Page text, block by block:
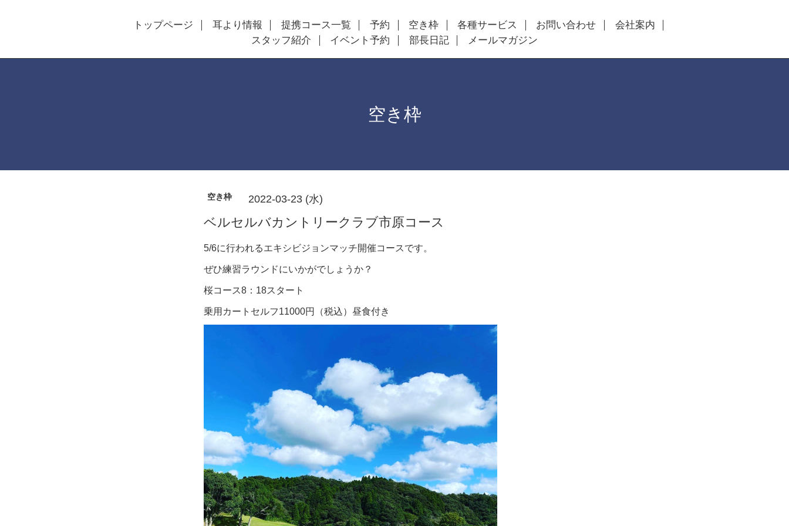
トップページ 耳より情報 提携コース一覧 予約 空き枠 各種サービス お問い合わせ
会社案内
スタッフ紹介
イベント予約 部長日記 メールマガジン
空き枠
空き枠 2022-03-23 (水)
ベルセルバカントリークラブ市原コース
5/6に行われるエキシビジョンマッチ開催コースです。
ぜひ練習ラウンドにいかがでしょうか？
桜コース8：18スタート
乗用カートセルフ11000円（税込）昼食付き